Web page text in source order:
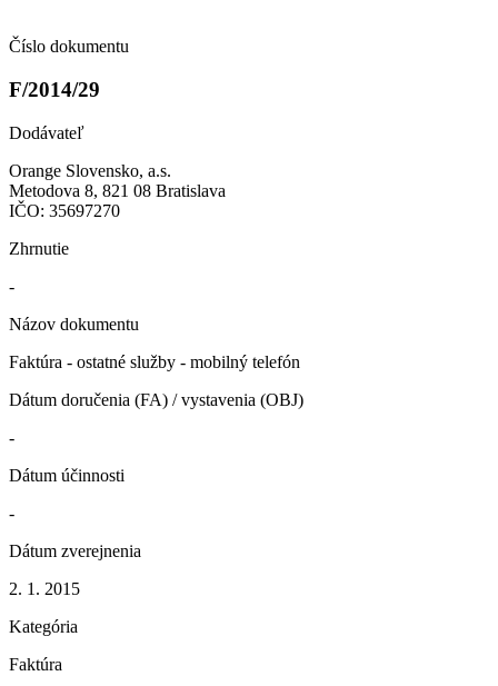
Číslo dokumentu
F/2014/29
Dodávateľ
Orange Slovensko, a.s.
Metodova 8, 821 08 Bratislava
IČO: 35697270
Zhrnutie
-
Názov dokumentu
Faktúra - ostatné služby - mobilný telefón
Dátum doručenia (FA) / vystavenia (OBJ)
-
Dátum účinnosti
-
Dátum zverejnenia
2. 1. 2015
Kategória
Faktúra